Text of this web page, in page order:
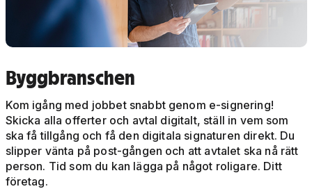
Byggbranschen
Kom igång med jobbet snabbt genom e-signering!
Skicka alla offerter och avtal digitalt, ställ in vem som
ska få tillgång och få den digitala signaturen direkt. Du
slipper vänta på post-gången och att avtalet ska nå rätt
person. Tid som du kan lägga på något roligare. Ditt
företag.